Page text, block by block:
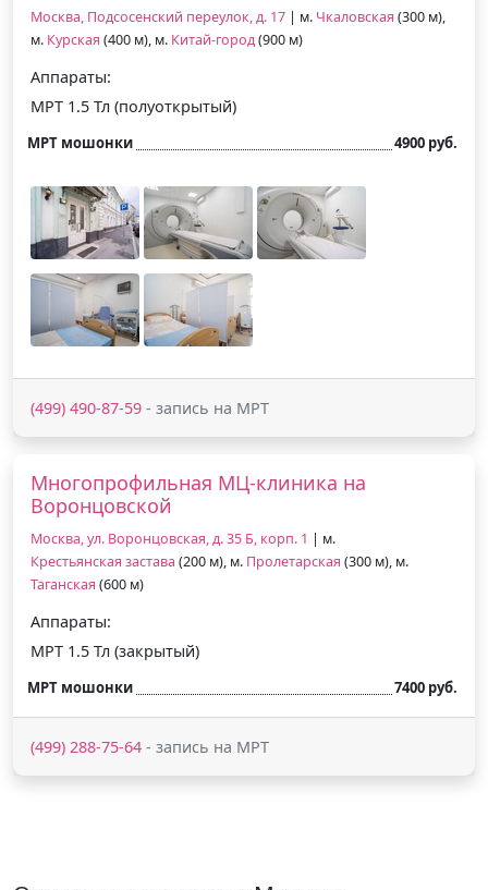
Москва, Подсосенский переулок, д. 17 | м. Чкаловская (300 м),
м. Курская (400 м), м. Китай-город(900 м)
Аппараты:
МРТ 1.5 Тл (полуоткрытый)
МРТ мошонки 4900 руб.
(499) 490-87-59 - запись на МРТ
Многопрофильная МЦ-клиника на
Воронцовской
Москва, ул. Воронцовская, д. 35 Б, корп. 1 | м.
Крестьянская застава (200 м), м. Пролетарская (300 м), м.
Таганская (600 м)
Аппараты:
МРТ 1.5 Тл (закрытый)
МРТ мошонки 7400 руб.
(499) 288-75-64 - запись на МРТ